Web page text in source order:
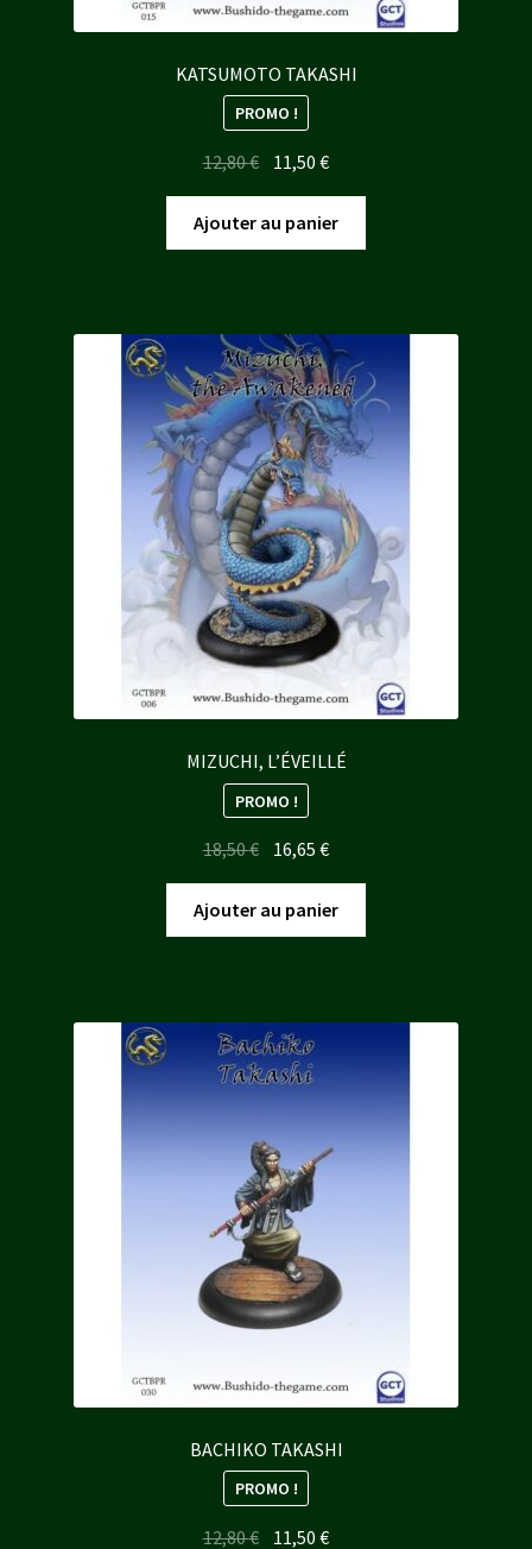
KATSUMOTO TAKASHI
PROMO !
12,80€ Le
prix
initial
était :
11,50€Le
prix
actuel
est :
Ajouter au panier
MIZUCHI, L’ÉVEILLÉ
PROMO !
18,50€ Le
prix
initial
était :
16,65€Le
prix
actuel
est :
Ajouter au panier
BACHIKO TAKASHI
PROMO !
12,80€ Le11,50€Le